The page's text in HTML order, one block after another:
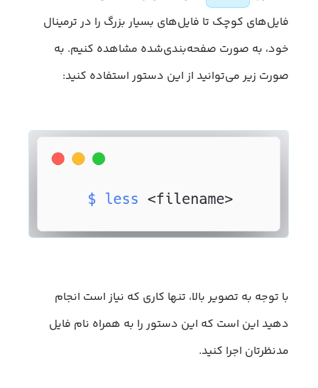
فایل‌های کوچک تا فایل‌های بسیار بزرگ را در ترمینال
خود، به صورت صفحه‌بندی‌شده مشاهده کنیم. به
صورت زیر می‌توانید از این دستور استفاده کنید:
با توجه به تصویر بالا، تنها کاری که نیاز است انجام
دهید این است که این دستور را به همراه نام فایل
مدنظرتان اجرا کنید.